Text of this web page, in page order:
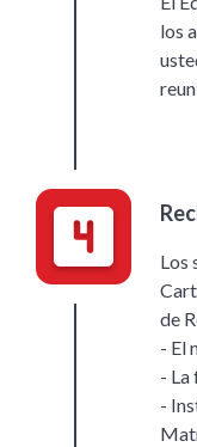
los
Los
de
- El
- La
-